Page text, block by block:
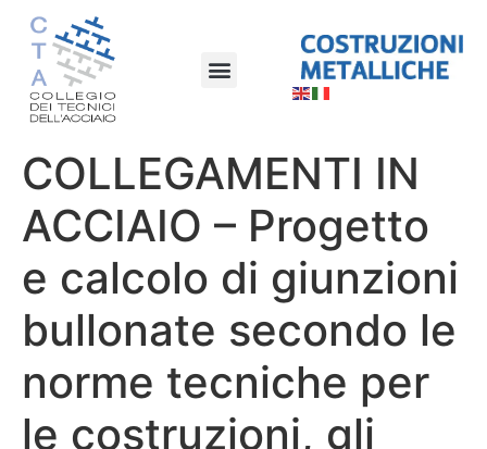
COLLEGAMENTI IN
ACCIAIO – Progetto
e calcolo di giunzioni
bullonate secondo le
norme tecniche per
le costruzioni, gli